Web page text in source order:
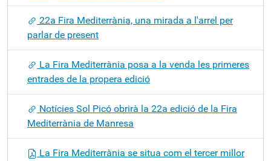
22a Fira Mediterrània, una mirada a l'arrel per
parlar de present
La Fira Mediterrània posa a la venda les primeres
entrades de la propera edició
Notícies Sol Picó obrirà la 22a edició de la Fira
Mediterrània de Manresa
La Fira Mediterrània se situa com el tercer millor